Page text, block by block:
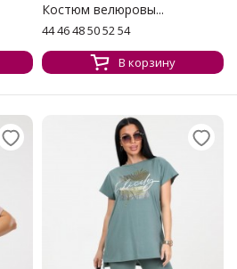
Костюм велюровы...
44 46 48 50 52 54
В корзину